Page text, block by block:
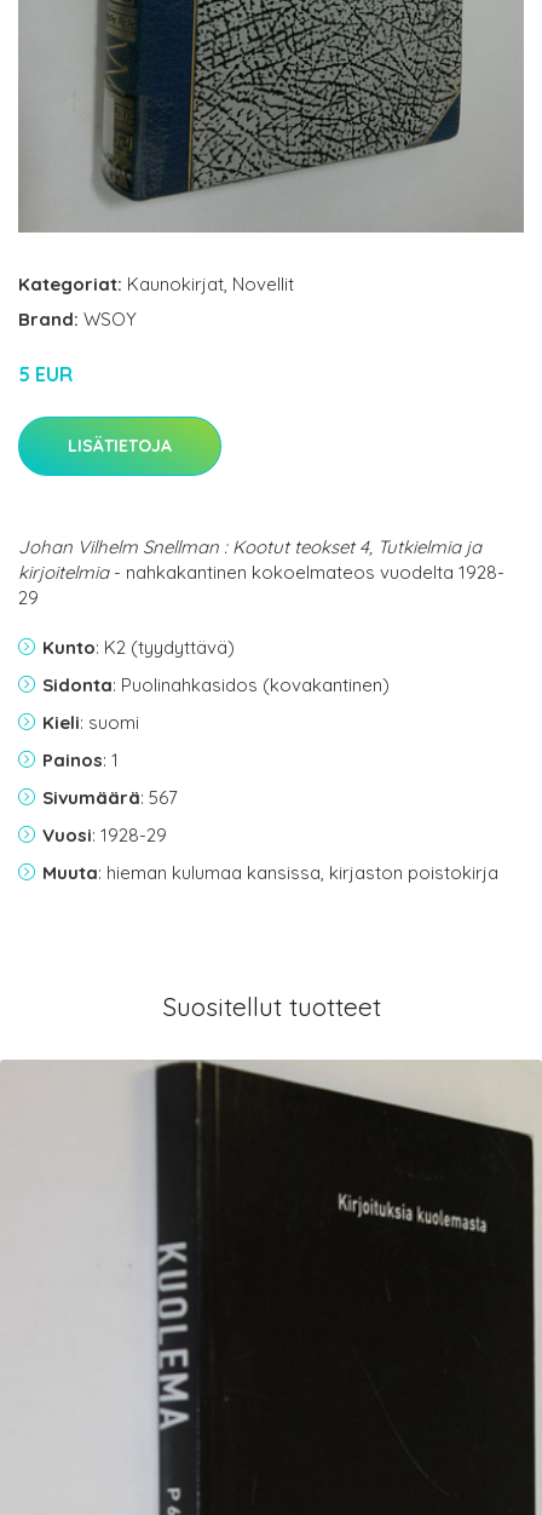
Kategoriat: Kaunokirjat, Novellit
Brand: WSOY
5 EUR
LISÄTIETOJA
Johan Vilhelm Snellman : Kootut teokset 4, Tutkielmia ja
kirjoitelmia- nahkakantinen kokoelmateos vuodelta 1928-
29
Kunto: K2 (tyydyttävä)
Sidonta: Puolinahkasidos (kovakantinen)
Kieli: suomi
Painos: 1
Sivumäärä: 567
Vuosi: 1928-29
Muuta: hieman kulumaa kansissa, kirjaston poistokirja
Suositellut tuotteet